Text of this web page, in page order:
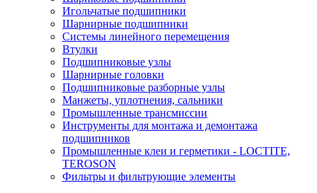
Игольчатые подшипники
Шарнирные подшипники
Системы линейного перемещения
Втулки
Подшипниковые узлы
Шарнирные головки
Подшипниковые разборные узлы
Манжеты, уплотнения, сальники
Промышленные трансмиссии
Инструменты для монтажа и демонтажа
подшипников
Промышленные клеи и герметики - LOCTITE,
TEROSON
Фильтры и фильтрующие элементы